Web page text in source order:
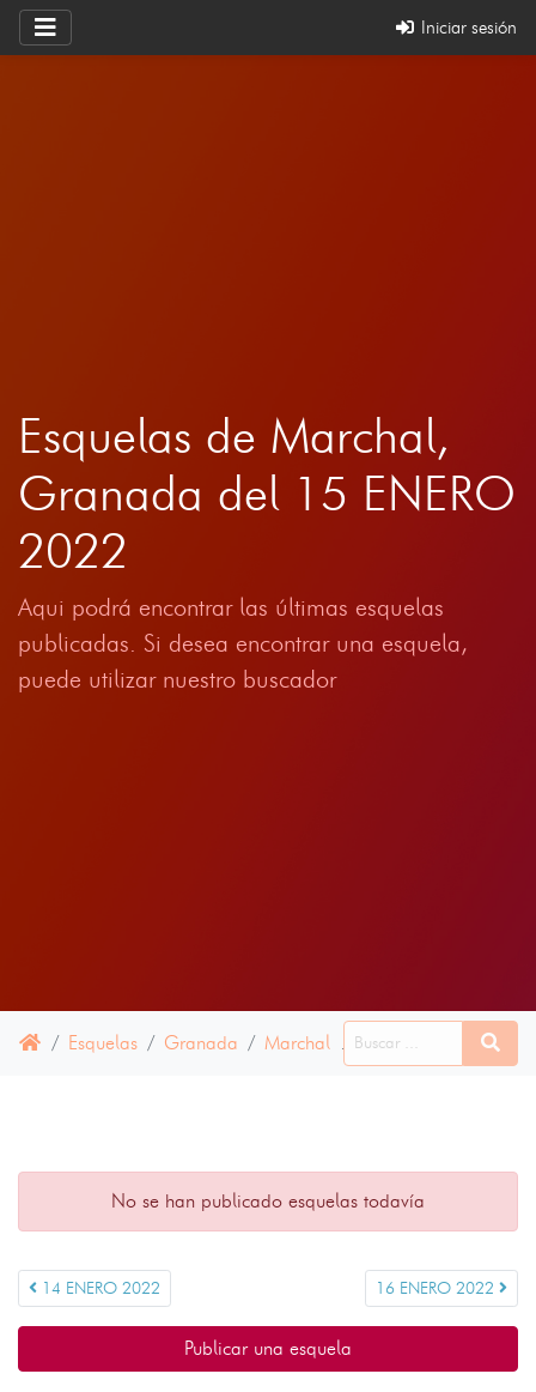
Iniciar sesión
Esquelas de Marchal,
Granada del 15 ENERO
2022
Aqui podrá encontrar las últimas esquelas
publicadas. Si desea encontrar una esquela,
puede utilizar nuestro buscador
Esquelas Granada Marchal 15 ENERO 2022
No se han publicado esquelas todavía
14 ENERO 2022 16 ENERO 2022
Publicar una esquela